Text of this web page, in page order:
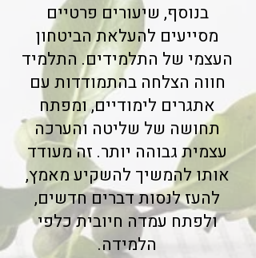
בנוסף, שיעורים פרטיים
מסייעים להעלאת הביטחון
העצמי של התלמידים. התלמיד
חווה הצלחה בהתמודדות עם
אתגרים לימודיים, ומפתח
תחושה של שליטה והערכה
עצמית גבוהה יותר. זה מעודד
אותו להמשיך להשקיע מאמץ,
להעז לנסות דברים חדשים,
ולפתח עמדה חיובית כלפי
הלמידה.